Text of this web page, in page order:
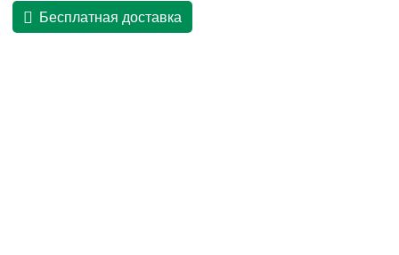
Бесплатная доставка